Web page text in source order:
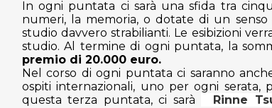
In ogni puntata ci sarà una sfida tra
numeri, la memoria, o dotate di un
studio davvero strabilianti. Le esibizioni
studio. Al termine di ogni puntata, la
premio di 20.000 euro.
Nel corso di ogni puntata ci saranno
ospiti internazionali, uno per ogni serata,
questa terza puntata,ci sarà Rinne